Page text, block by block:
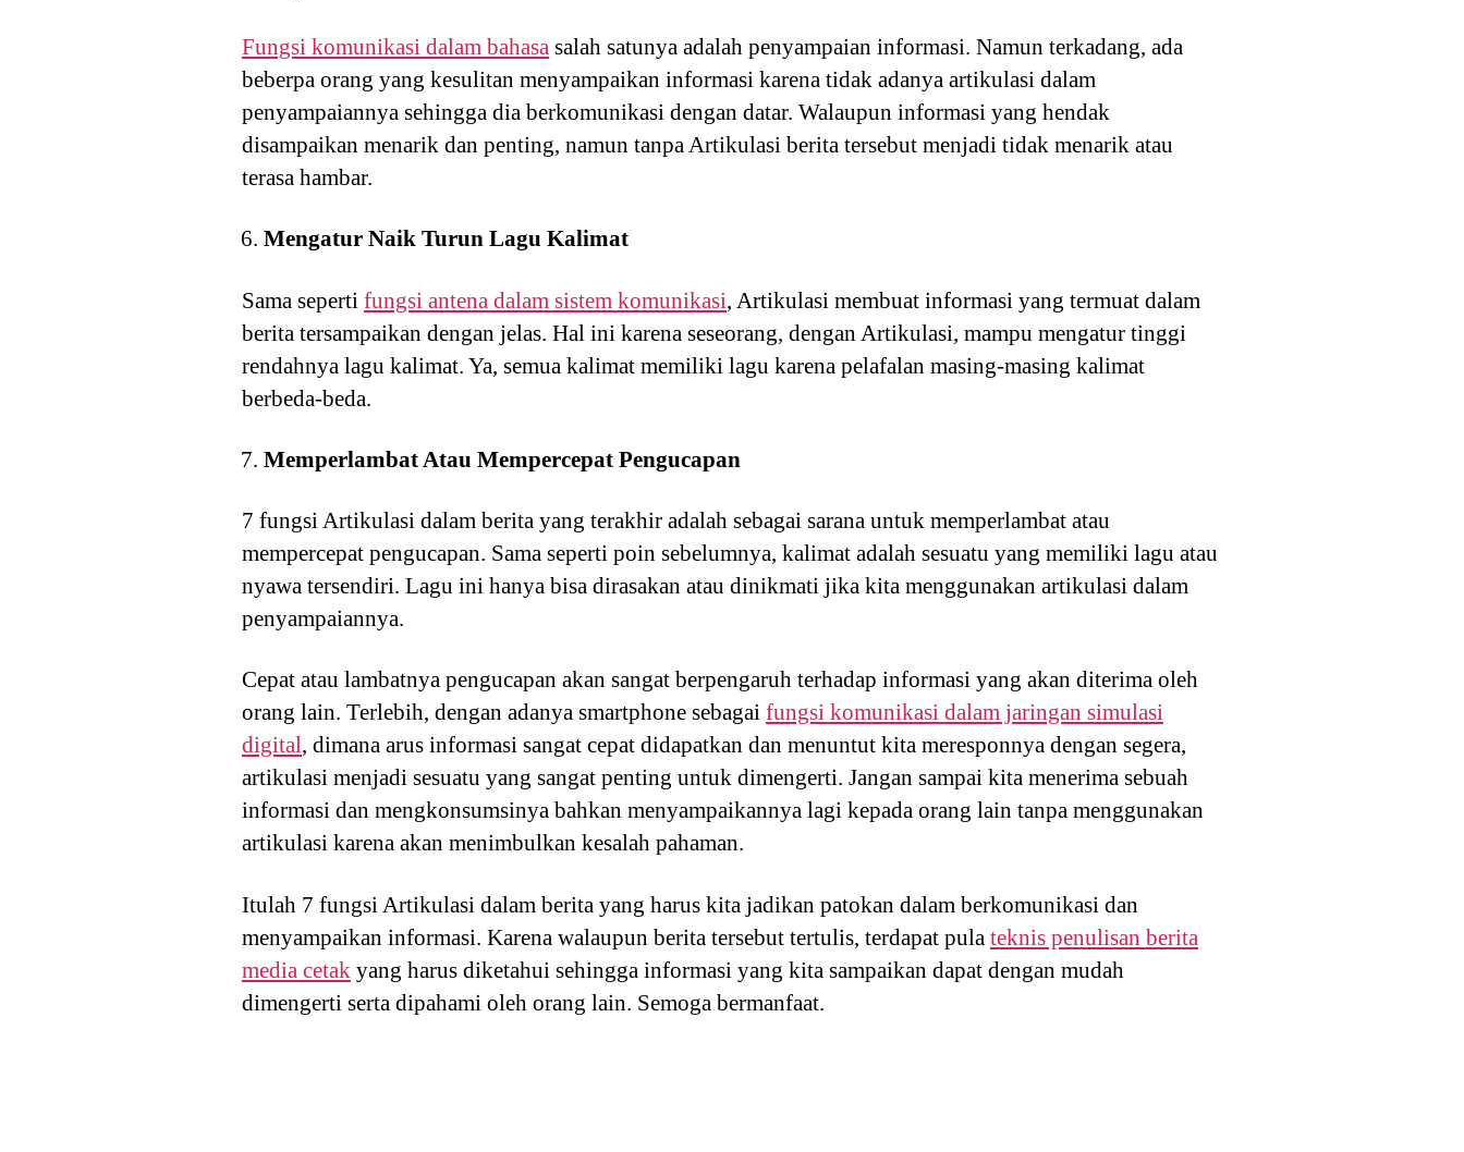
Fungsi komunikasi dalam bahasa salah satunya adalah penyampaian informasi. Namun terkadang, ada
beberpa orang yang kesulitan menyampaikan informasi karena tidak adanya artikulasi dalam
penyampaiannya sehingga dia berkomunikasi dengan datar. Walaupun informasi yang hendak
disampaikan menarik dan penting, namun tanpa Artikulasi berita tersebut menjadi tidak menarik atau
terasa hambar.
Mengatur Naik Turun Lagu Kalimat
Sama seperti fungsi antena dalam sistem komunikasi, Artikulasi membuat informasi yang termuat dalam
berita tersampaikan dengan jelas. Hal ini karena seseorang, dengan Artikulasi, mampu mengatur tinggi
rendahnya lagu kalimat. Ya, semua kalimat memiliki lagu karena pelafalan masing-masing kalimat
berbeda-beda.
Memperlambat Atau Mempercepat Pengucapan
7 fungsi Artikulasi dalam berita yang terakhir adalah sebagai sarana untuk memperlambat atau
mempercepat pengucapan. Sama seperti poin sebelumnya, kalimat adalah sesuatu yang memiliki lagu atau
nyawa tersendiri. Lagu ini hanya bisa dirasakan atau dinikmati jika kita menggunakan artikulasi dalam
penyampaiannya.
Cepat atau lambatnya pengucapan akan sangat berpengaruh terhadap informasi yang akan diterima oleh
orang lain. Terlebih, dengan adanya smartphone sebagai fungsi komunikasi dalam jaringan simulasi
digital, dimana arus informasi sangat cepat didapatkan dan menuntut kita meresponnya dengan segera,
artikulasi menjadi sesuatu yang sangat penting untuk dimengerti. Jangan sampai kita menerima sebuah
informasi dan mengkonsumsinya bahkan menyampaikannya lagi kepada orang lain tanpa menggunakan
artikulasi karena akan menimbulkan kesalah pahaman.
Itulah 7 fungsi Artikulasi dalam berita yang harus kita jadikan patokan dalam berkomunikasi dan
menyampaikan informasi. Karena walaupun berita tersebut tertulis, terdapat pula teknis penulisan berita
media cetak yang harus diketahui sehingga informasi yang kita sampaikan dapat dengan mudah
dimengerti serta dipahami oleh orang lain. Semoga bermanfaat.